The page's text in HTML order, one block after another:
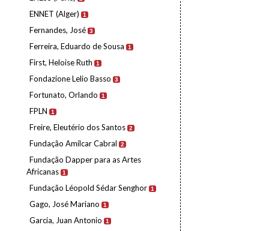
ENNET (Alger) 1
Fernandes, José 3
Ferreira, Eduardo de Sousa 1
First, Heloise Ruth 1
Fondazione Lelio Basso 3
Fortunato, Orlando 1
FPLN 1
Freire, Eleutério dos Santos 2
Fundação Amílcar Cabral 2
Fundação Dapper para as Artes
Africanas 1
Fundação Léopold Sédar Senghor 1
Gago, José Mariano 1
Garcia, Juan Antonio 1